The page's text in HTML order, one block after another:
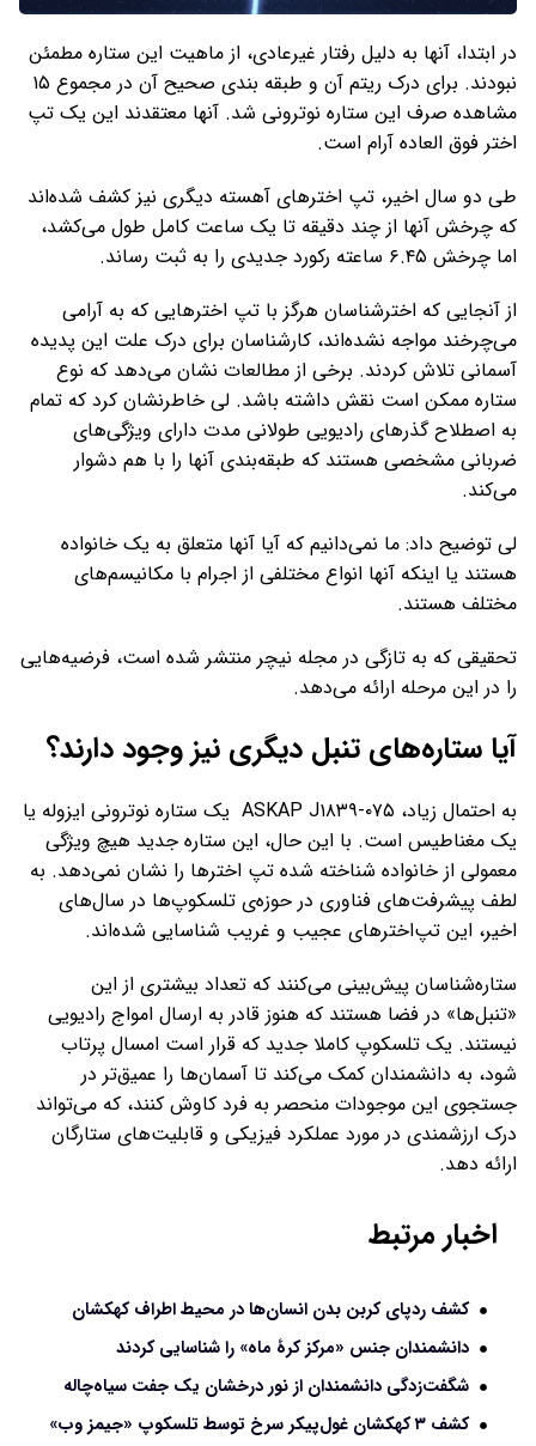
در ابتدا، آنها به دلیل رفتار غیرعادی، از ماهیت این ستاره مطمئن
نبودند. برای درک ریتم آن و طبقه بندی صحیح آن در مجموع ۱۵
مشاهده صرف این ستاره نوترونی شد. آنها معتقدند این یک تپ
اختر فوق العاده آرام است.
طی دو سال اخیر، تپ اخترهای آهسته دیگری نیز کشف شده‌اند
که چرخش آنها از چند دقیقه تا یک ساعت کامل طول می‌کشد،
اما چرخش ۶.۴۵ ساعته رکورد جدیدی را به ثبت رساند.
از آنجایی که اخترشناسان هرگز با تپ اخترهایی که به آرامی
می‌چرخند مواجه نشده‌اند، کارشناسان برای درک علت این پدیده
آسمانی تلاش کردند. برخی از مطالعات نشان می‌دهد که نوع
ستاره ممکن است نقش داشته باشد. لی خاطرنشان کرد که تمام
به اصطلاح گذرهای رادیویی طولانی مدت دارای ویژگی‌های
ضربانی مشخصی هستند که طبقه‌بندی آنها را با هم دشوار
می‌کند.
لی توضیح داد: ما نمی‌دانیم که آیا آنها متعلق به یک خانواده
هستند یا اینکه آنها انواع مختلفی از اجرام با مکانیسم‌های
مختلف هستند.
تحقیقی که به تازگی در مجله نیچر منتشر شده است، فرضیه‌هایی
را در این مرحله ارائه می‌دهد.
آیا ستاره‌های تنبل دیگری نیز وجود دارند؟
به احتمال زیاد، ASKAP J۱۸۳۹-۰۷۵ یک ستاره نوترونی ایزوله یا
یک مغناطیس است. با این حال، این ستاره جدید هیچ ویژگی
معمولی از خانواده شناخته شده تپ اخترها را نشان نمی‌دهد. به
لطف پیشرفت‌های فناوری در حوزه‌ی تلسکوپ‌ها در سال‌های
اخیر، این تپ‌اخترهای عجیب و غریب شناسایی شده‌اند.
ستاره‌شناسان پیش‌بینی می‌کنند که تعداد بیشتری از این
«تنبل‌ها» در فضا هستند که هنوز قادر به ارسال امواج رادیویی
نیستند. یک تلسکوپ کاملا جدید که قرار است امسال پرتاب
شود، به دانشمندان کمک می‌کند تا آسمان‌ها را عمیق‌تر در
جستجوی این موجودات منحصر به فرد کاوش کنند، که می‌تواند
درک ارزشمندی در مورد عملکرد فیزیکی و قابلیت‌های ستارگان
ارائه دهد.
اخبار مرتبط
کشف ردپای کربن بدن انسان‌ها در محیط اطراف کهکشان
دانشمندان جنس «مرکز کرۀ ماه» را شناسایی کردند
شگفت‌زدگی دانشمندان از نور درخشان یک جفت سیاه‌چاله
کشف ۳ کهکشان غول‌پیکر سرخ‌ توسط تلسکوپ «جیمز وب»